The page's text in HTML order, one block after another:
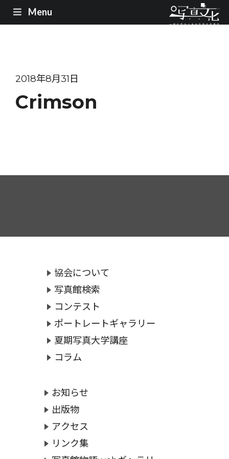
Menu
2018年8月31日
Crimson
協会について
写真館検索
コンテスト
ポートレートギャラリー
夏期写真大学講座
コラム
お知らせ
出版物
アクセス
リンク集